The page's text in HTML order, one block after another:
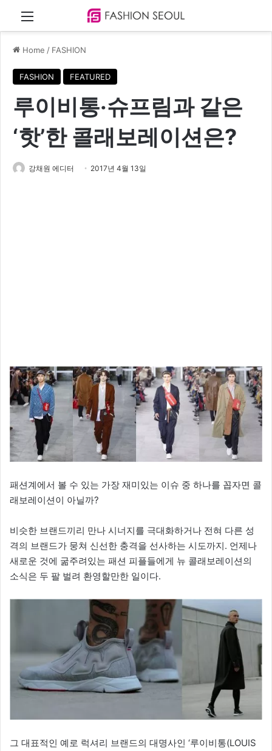
Home / FASHION
FASHION FEATURED
루이비통‧슈프림과 같은
‘핫’한 콜래보레이션은?
강채원 에디터 2017년 4월 13일
패션계에서 볼 수 있는 가장 재미있는 이슈 중 하나를 꼽자면 콜
래보레이션이 아닐까?
비슷한 브랜드끼리 만나 시너지를 극대화하거나 전혀 다른 성
격의 브랜드가 뭉쳐 신선한 충격을 선사하는 시도까지. 언제나
새로운 것에 굶주려있는 패션 피플들에게 뉴 콜래보레이션의
소식은 두 팔 벌려 환영할만한 일이다.
그 대표적인 예로 럭셔리 브랜드의 대명사인 ‘루이비통(LOUIS